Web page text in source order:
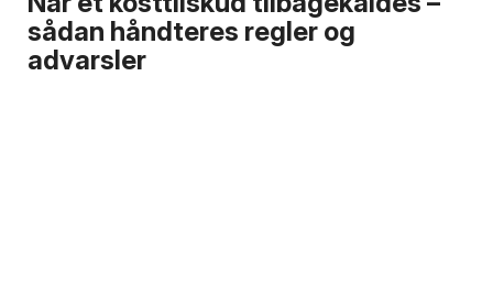
sådan håndteres regler og
advarsler